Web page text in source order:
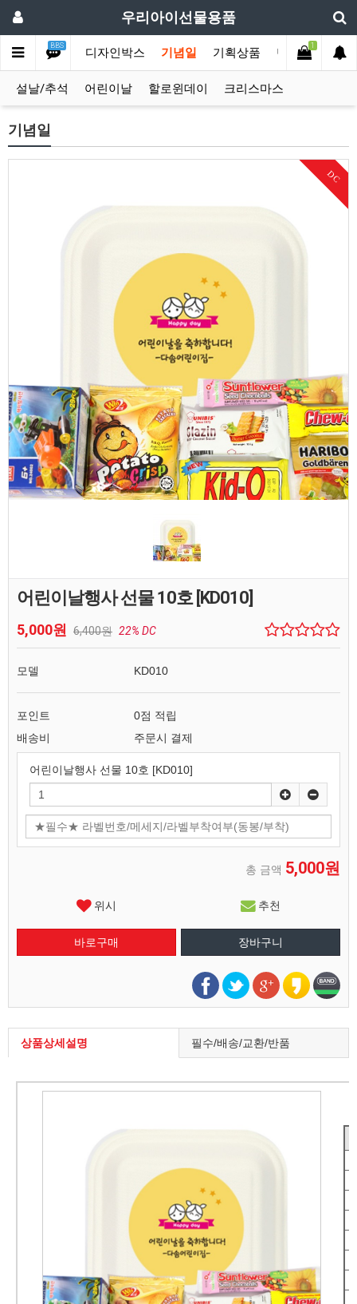
우리아이선물용품
BBS
손잡이박스 디자인박스 기념일 기획상품 단체행사 옛
1
설날/추석 어린이날 할로윈데이 크리스마스
기념일
DC
어린이날행사 선물 10호 [KD010]
5,000원 6,400원 22% DC
모델 KD010
포인트
0점 적립
배송비
주문시 결제
어린이날행사 선물 10호 [KD010]
총 금액 5,000원
위시 추천
상품상세설명 필수/배송/교환/반품